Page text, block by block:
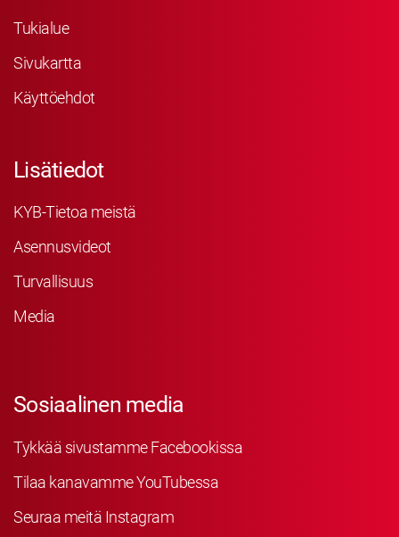
Tukialue
Sivukartta
Käyttöehdot
Lisätiedot
KYB-Tietoa meistä
Asennusvideot
Turvallisuus
Media
Sosiaalinen media
Tykkää sivustamme Facebookissa
Tilaa kanavamme YouTubessa
Seuraa meitä Instagram